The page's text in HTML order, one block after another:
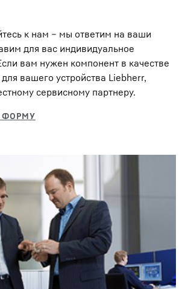
к нам – мы ответим на ваши
для вас индивидуальное
вам нужен компонент в качестве
вашего устройства Liebherr,
сервисному партнеру.